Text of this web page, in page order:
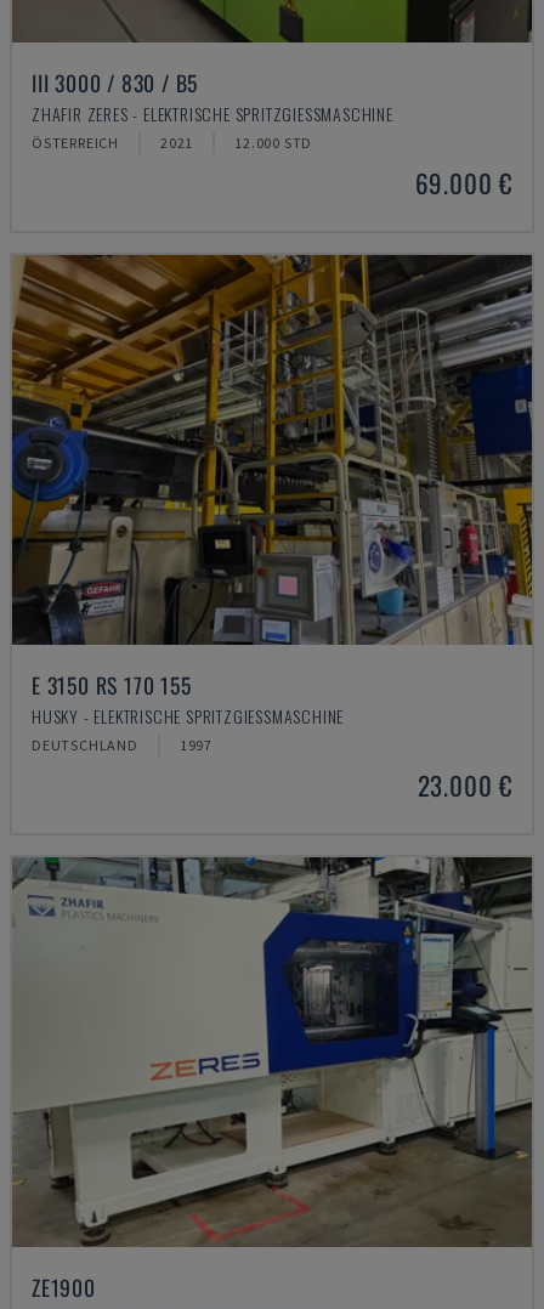
III 3000 / 830 / B5
ZHAFIR ZERES - ELEKTRISCHE SPRITZGIESSMASCHINE
ÖSTERREICH 2021 12.000 STD
69.000 €
E 3150 RS 170 155
HUSKY - ELEKTRISCHE SPRITZGIESSMASCHINE
DEUTSCHLAND 1997
23.000 €
ZE1900